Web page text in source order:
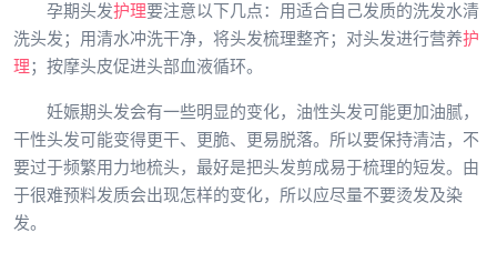
孕期头发护理要注意以下几点：用适合自己发质的洗发水清
洗头发；用清水冲洗干净，将头发梳理整齐；对头发进行营养护
理；按摩头皮促进头部血液循环。
妊娠期头发会有一些明显的变化，油性头发可能更加油腻，
干性头发可能变得更干、更脆、更易脱落。所以要保持清洁，不
要过于频繁用力地梳头，最好是把头发剪成易于梳理的短发。由
于很难预料发质会出现怎样的变化，所以应尽量不要烫发及染
发。